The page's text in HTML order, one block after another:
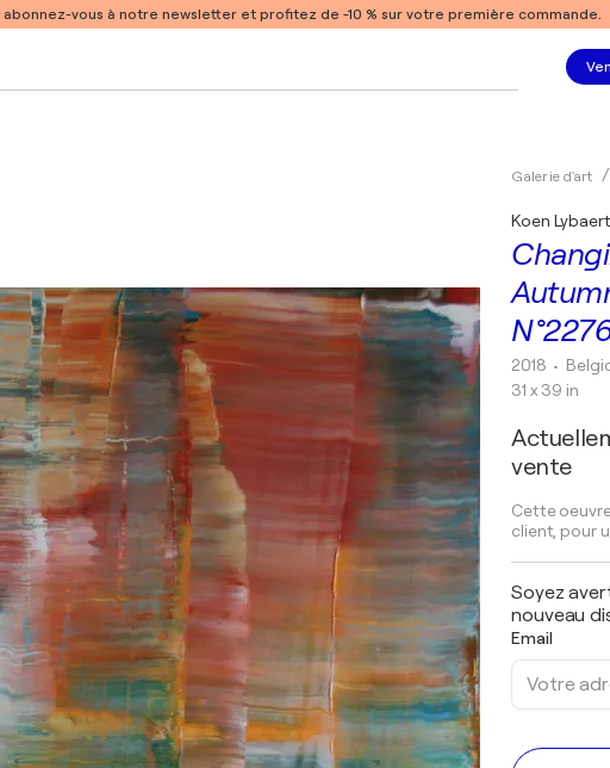
abonnez-vous à notre newsletter et profitez de -10 % sur votre première commande.
Galerie d'art
Koen Lybaert
2018 •
31 x 39 in
vente
Cette
client, pour
Soyez
nouveau
Email